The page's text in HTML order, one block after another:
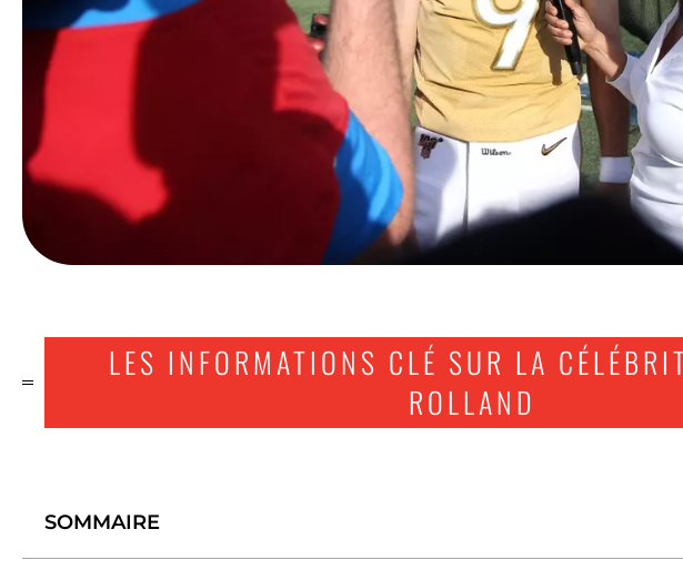
LES INFORMATIONS CLÉ SUR LA
ROLLAND
SOMMAIRE